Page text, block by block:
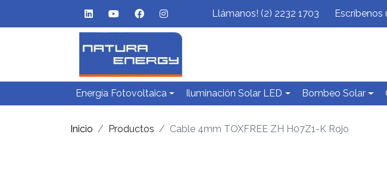
Llámanos! (2) 2232 1703 Escríbenos
Energía Fotovoltaica Iluminación Solar LED Bombeo Solar
Inicio Productos Cable 4mm TOXFREE ZH H07Z1-K Rojo